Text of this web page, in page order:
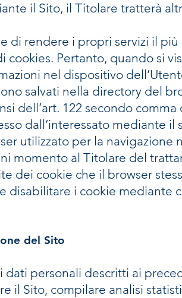
il Sito, il Titolare tratterà
di rendere i propri servizi il
cookies. Pertanto, quando si
nel dispositivo
salvati nella directory del
dell’art. 122 secondo
dall’interessato mediante
utilizzato per la navigazione
momento al Titolare del
dei cookie che il browser
disabilitare i cookie mediante
del Sito
dati personali descritti ai
il Sito, compilare analisi